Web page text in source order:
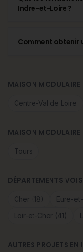
Indre-et-Loire ?
Comment obtenir
MAISON MODULAIRE
Centre-Val de Loire
MAISON MODULAIRE
Tours
DÉPARTEMENTS
Cher (18) Eure-
Loir-et-Cher (41)
AUTRES PROJETS EN